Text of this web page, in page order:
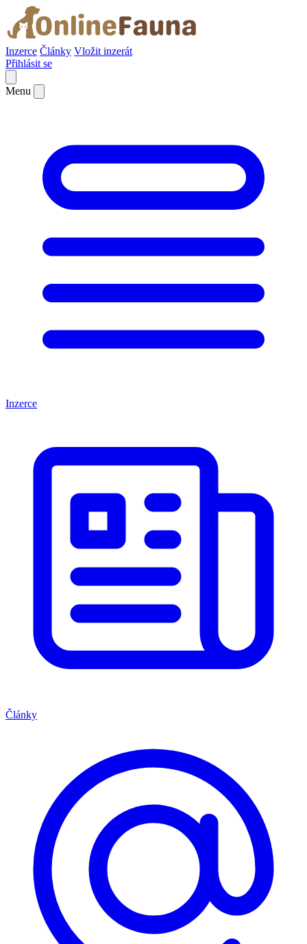
Inzerce Články Vložit inzerát
Přihlásit se
Menu
Inzerce
Články